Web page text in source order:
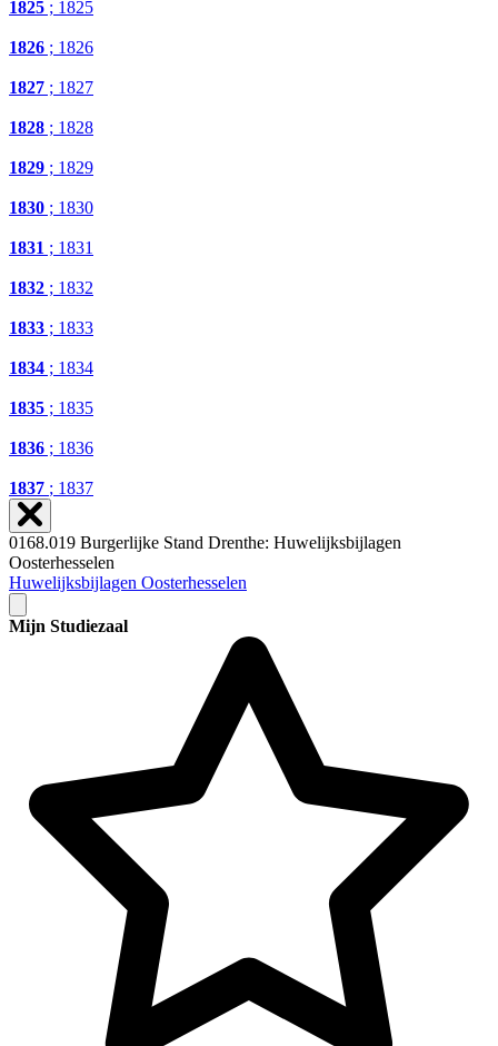
1825 ; 1825
1826 ; 1826
1827 ; 1827
1828 ; 1828
1829 ; 1829
1830 ; 1830
1831 ; 1831
1832 ; 1832
1833 ; 1833
1834 ; 1834
1835 ; 1835
1836 ; 1836
1837 ; 1837
0168.019 Burgerlijke Stand Drenthe: Huwelijksbijlagen
Oosterhesselen
Huwelijksbijlagen Oosterhesselen
Mijn Studiezaal